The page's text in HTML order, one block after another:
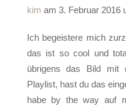
kim am 3. Februar 2016
Ich begeistere mich
das ist so cool und
übrigens das Bild mit
Playlist, hast du das
habe by the way auf